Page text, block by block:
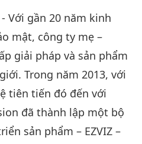
- Với gần 20 năm kinh
mật, công ty mẹ –
giải pháp và sản phẩm
Trong năm 2013, với
tiên tiến đó đến với
đã thành lập một bộ
sản phẩm – EZVIZ –